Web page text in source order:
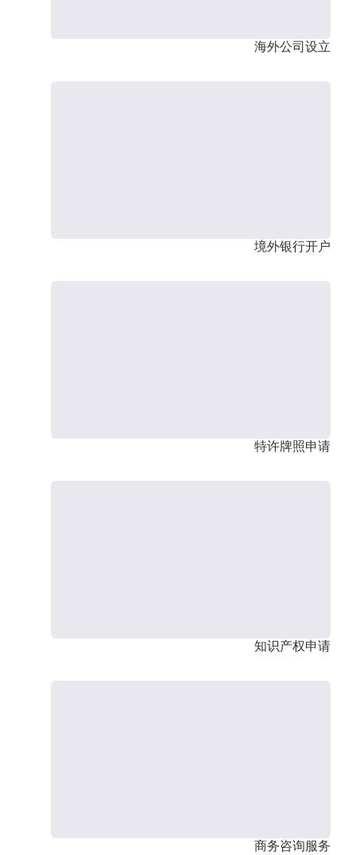
海外公司设立
境外银行开户
特许牌照申请
知识产权申请
商务咨询服务